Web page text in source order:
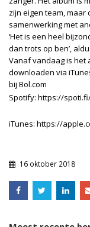
zijn eigen team,
samenwerking met
‘Het is een heel
dan trots op ben’,
Vanaf vandaag is het
downloaden via
bij Bol.com
Spotify: https://spoti.fi/
iTunes: https://
16 oktober 2018